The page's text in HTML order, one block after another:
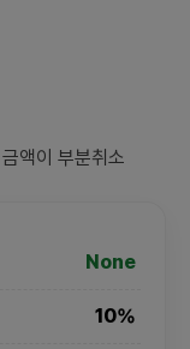
액이 부분취소
None
10%